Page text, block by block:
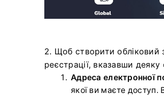
2. Щоб створити обліковий
реєстрації, вказавши
Адреса електронної
якої ви маєте доступ.